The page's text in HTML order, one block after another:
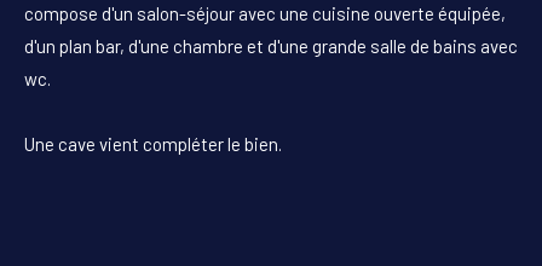
compose d'un salon-séjour avec une cuisine ouverte équipée,
d'un plan bar, d'une chambre et d'une grande salle de bains avec
wc.
Une cave vient compléter le bien.